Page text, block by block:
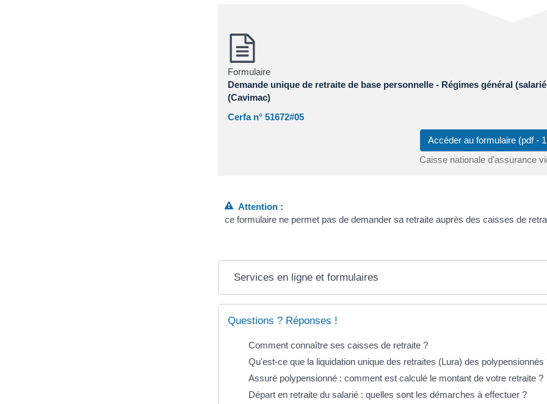
Formulaire
Demande unique de retraite de base personnelle - Régimes général
(Cavimac)
Cerfa n° 51672#05
Accéder au formulaire (pdf -
Caisse nationale d'assurance
Attention :
ce formulaire ne permet pas de demander sa retraite auprès des caisses de
Services en ligne et formulaires
Questions ? Réponses !
Comment connaître ses caisses de retraite ?
Qu'est-ce que la liquidation unique des retraites (Lura) des polypensionnés
Assuré polypensionné : comment est calculé le montant de votre retraite ?
Départ en retraite du salarié : quelles sont les démarches à effectuer ?